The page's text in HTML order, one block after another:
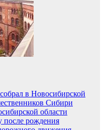
в Новосибирской
Сибири
области
после рождения